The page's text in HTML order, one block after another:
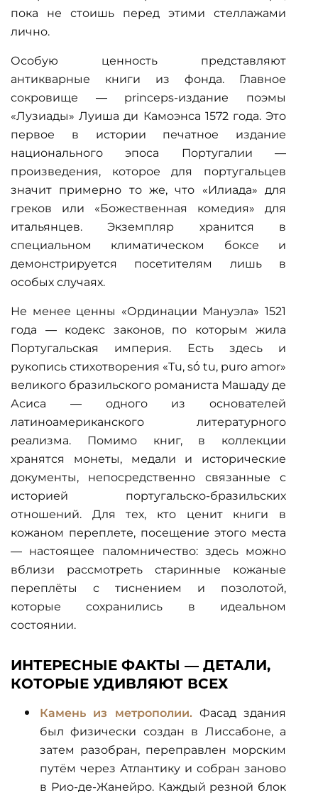
пока не стоишь перед этими стеллажами
лично.
Особую ценность представляют
антикварные книги из фонда. Главное
сокровище — princeps-издание поэмы
«Лузиады» Луиша ди Камоэнса 1572 года. Это
первое в истории печатное издание
национального эпоса Португалии —
произведения, которое для португальцев
значит примерно то же, что «Илиада» для
греков или «Божественная комедия» для
итальянцев. Экземпляр хранится в
специальном климатическом боксе и
демонстрируется посетителям лишь в
особых случаях.
Не менее ценны «Ординации Мануэла» 1521
года — кодекс законов, по которым жила
Португальская империя. Есть здесь и
рукопись стихотворения «Tu, só tu, puro amor»
великого бразильского романиста Машаду де
Асиса — одного из основателей
латиноамериканского литературного
реализма. Помимо книг, в коллекции
хранятся монеты, медали и исторические
документы, непосредственно связанные с
историей португальско-бразильских
отношений. Для тех, кто ценит книги в
кожаном переплете, посещение этого места
— настоящее паломничество: здесь можно
вблизи рассмотреть старинные кожаные
переплёты с тиснением и позолотой,
которые сохранились в идеальном
состоянии.
ИНТЕРЕСНЫЕ ФАКТЫ — ДЕТАЛИ,
КОТОРЫЕ УДИВЛЯЮТ ВСЕХ
Камень из метрополии.Фасад здания
был физически создан в Лиссабоне, а
затем разобран, переправлен морским
путём через Атлантику и собран заново
в Рио-де-Жанейро. Каждый резной блок